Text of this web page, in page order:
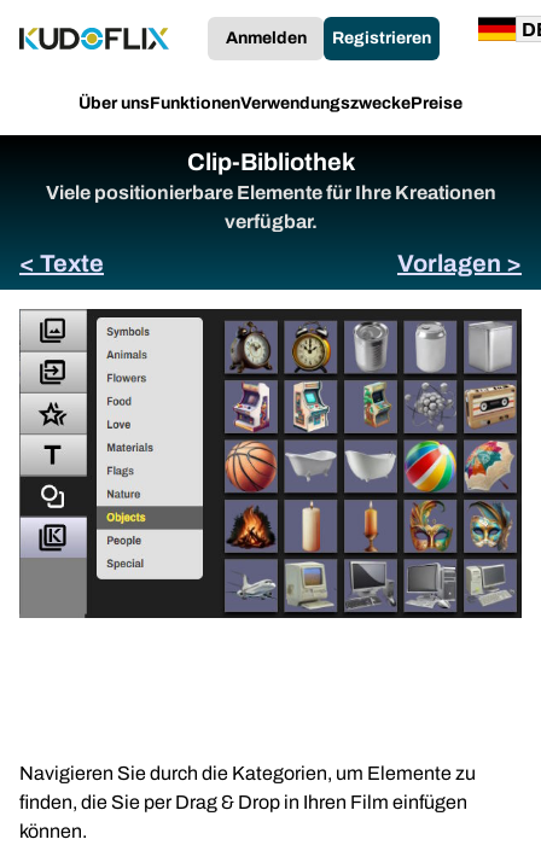
Über unsFunktionenVerwendungszweckePreise
Anmelden Registrieren
Clip-Bibliothek
Viele positionierbare Elemente für Ihre Kreationen
verfügbar.
< Texte Vorlagen >
Navigieren Sie durch die Kategorien, um Elemente zu
finden, die Sie per Drag & Drop in Ihren Film einfügen
können.